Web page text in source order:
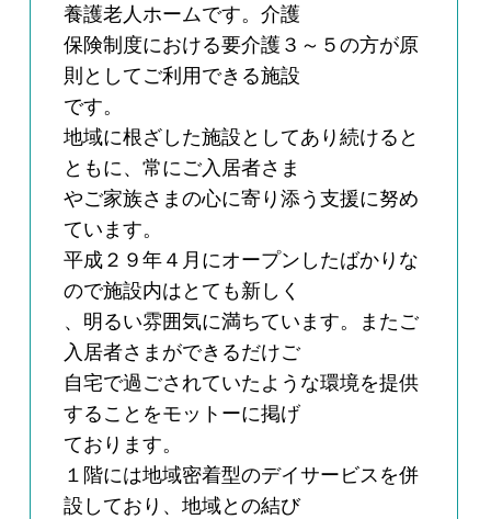
養護老人ホームです。介護
保険制度における要介護３～５の方が原
則としてご利用できる施設
です。
地域に根ざした施設としてあり続けると
ともに、常にご入居者さま
やご家族さまの心に寄り添う支援に努め
ています。
平成２９年４月にオープンしたばかりな
ので施設内はとても新しく
、明るい雰囲気に満ちています。またご
入居者さまができるだけご
自宅で過ごされていたような環境を提供
することをモットーに掲げ
ております。
１階には地域密着型のデイサービスを併
設しており、地域との結び